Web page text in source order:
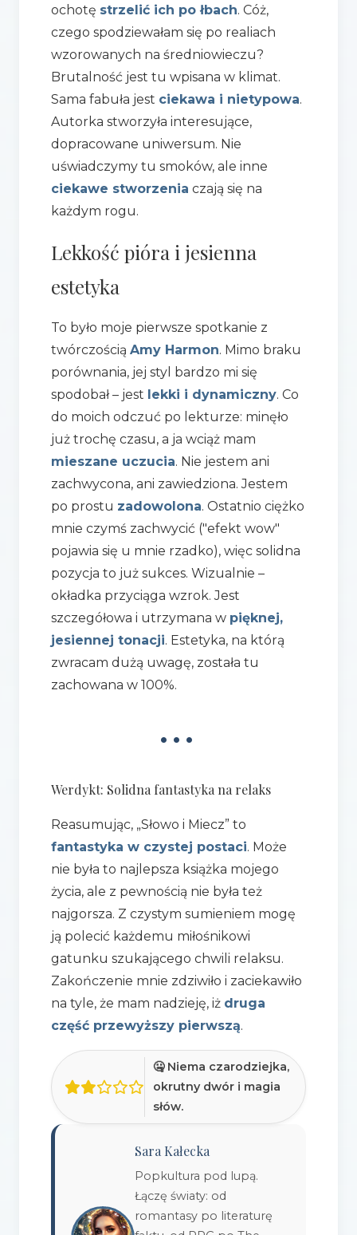
ochotę strzelić ich po łbach. Cóż,
czego spodziewałam się po realiach
wzorowanych na średniowieczu?
Brutalność jest tu wpisana w klimat.
Sama fabuła jest ciekawa i nietypowa.
Autorka stworzyła interesujące,
dopracowane uniwersum. Nie
uświadczymy tu smoków, ale inne
ciekawe stworzenia czają się na
każdym rogu.
Lekkość pióra i jesienna
estetyka
To było moje pierwsze spotkanie z
twórczością Amy Harmon. Mimo braku
porównania, jej styl bardzo mi się
spodobał – jest lekki i dynamiczny. Co
do moich odczuć po lekturze: minęło
już trochę czasu, a ja wciąż mam
mieszane uczucia. Nie jestem ani
zachwycona, ani zawiedziona. Jestem
po prostu zadowolona. Ostatnio ciężko
mnie czymś zachwycić ("efekt wow"
pojawia się u mnie rzadko), więc solidna
pozycja to już sukces. Wizualnie –
okładka przyciąga wzrok. Jest
szczegółowa i utrzymana w pięknej,
jesiennej tonacji. Estetyka, na którą
zwracam dużą uwagę, została tu
zachowana w 100%.
•••
Werdykt: Solidna fantastyka na relaks
Reasumując, „Słowo i Miecz” to
fantastyka w czystej postaci. Może
nie była to najlepsza książka mojego
życia, ale z pewnością nie była też
najgorsza. Z czystym sumieniem mogę
ją polecić każdemu miłośnikowi
gatunku szukającego chwili relaksu.
Zakończenie mnie zdziwiło i zaciekawiło
na tyle, że mam nadzieję, iż druga
część przewyższy pierwszą.
🤐 Niema czarodziejka,
okrutny dwór i magia
słów.
Sara Kałecka
Popkultura pod lupą.
Łączę światy: od
romantasy po literaturę